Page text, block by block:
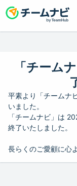
「チーム
平素より「チームナ
いました。
「チームナビ」は
終了いたしました。
長らくのご愛顧に心